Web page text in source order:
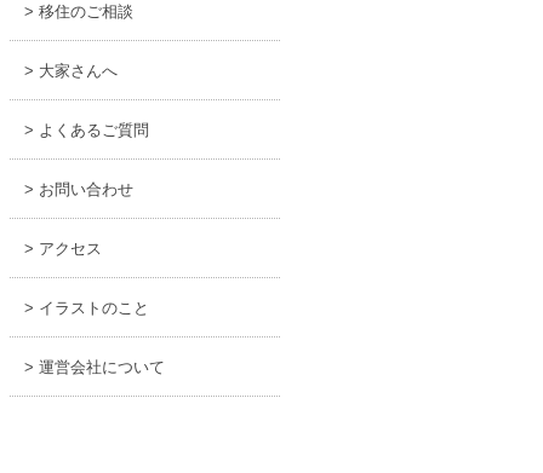
> 移住のご相談
> 大家さんへ
> よくあるご質問
> お問い合わせ
> アクセス
> イラストのこと
> 運営会社について